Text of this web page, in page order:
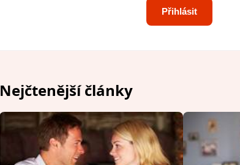
Nejčtenější články